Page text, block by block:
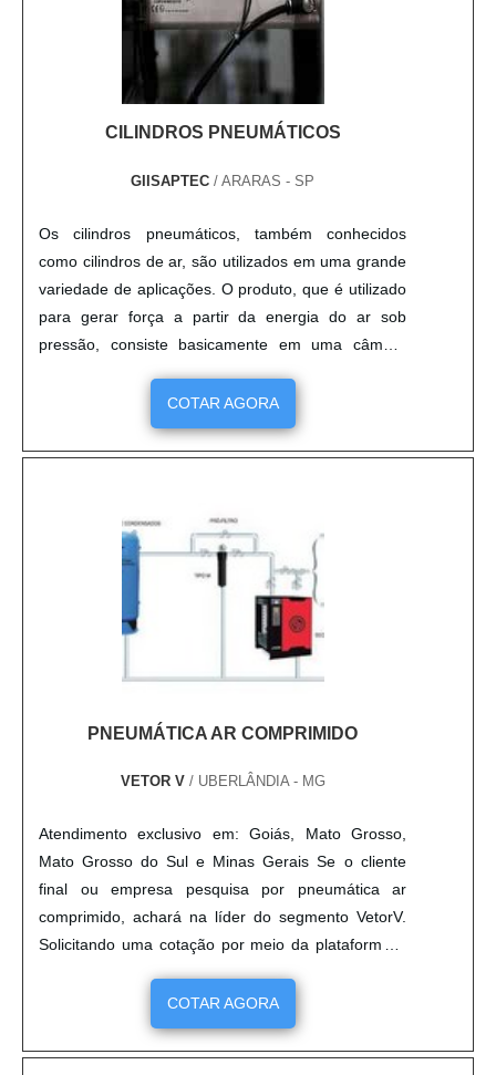
CILINDROS PNEUMÁTICOS
GIISAPTEC / ARARAS - SP
Os cilindros pneumáticos, também conhecidos
como cilindros de ar, são utilizados em uma grande
variedade de aplicações. O produto, que é utilizado
para gerar força a partir da energia do ar sob
pressão, consiste basicamente em uma câmara
cilíndrica com um pistão móvel e de admissão e
canais de escape. Quando o ar comprimido é
bombeado para o fundo do cilindro, ele se expande,
empurrando para cima o pistão móvel e, assim,
COTAR AGORA
PNEUMÁTICA AR COMPRIMIDO
VETOR V/ UBERLÂNDIA - MG
Atendimento exclusivo em: Goiás, Mato Grosso,
Mato Grosso do Sul e Minas Gerais Se o cliente
final ou empresa pesquisa por pneumática ar
comprimido, achará na líder do segmento VetorV.
Solicitando uma cotação por meio da plataforma e
encontrando a melhor referência do mercado.
Quando a questão é pneumática ar comprimido,
com os profissionais especializados da VetorV
conseguirá proteção com comprometimento com os
COTAR AGORA